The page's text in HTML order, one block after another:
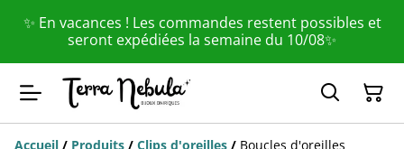
✨ En vacances ! Les commandes restent possibles et
seront expédiées la semaine du 10/08✨
Accueil / Produits / Clips d'oreilles / Boucles d'oreilles